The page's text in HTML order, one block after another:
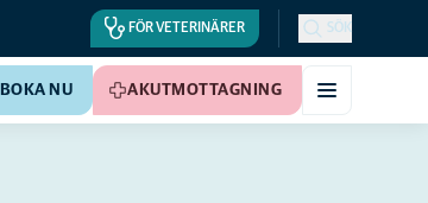
FÖR VETERINÄRER SÖK
BOKA NU AKUTMOTTAGNING